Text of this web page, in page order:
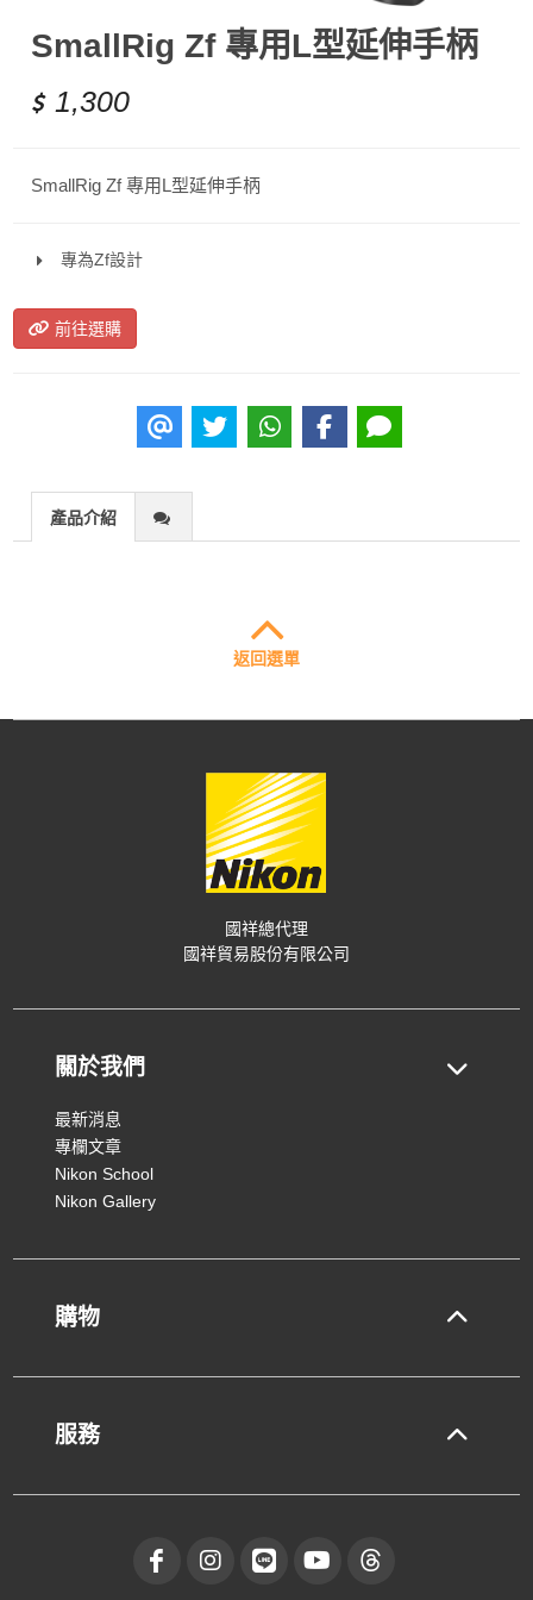
SmallRig Zf 專用L型延伸手柄
1,300
SmallRig Zf 專用L型延伸手柄
專為Zf設計
前往選購
產品介紹
返回選單
國祥總代理
國祥貿易股份有限公司
關於我們
最新消息
專欄文章
Nikon School
Nikon Gallery
購物
服務